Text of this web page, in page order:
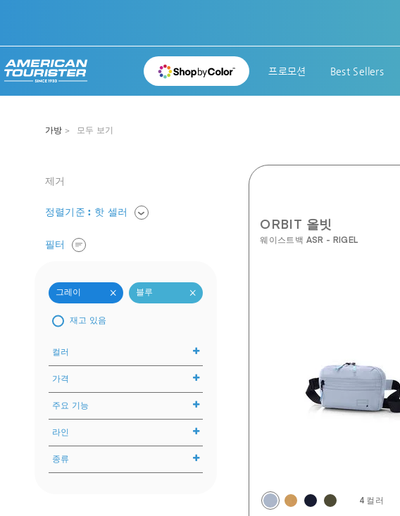
프로모션 Best Sellers
가방 모두 보기
제거
정렬기준: 핫 셀러
필터
그레이 × 블루 ×
재고 있음
컬러
가격
0 원
200,000 원
주요 기능
라인
종류
4 컬러
ORBIT 올빗
웨이스트백 ASR - RIGEL